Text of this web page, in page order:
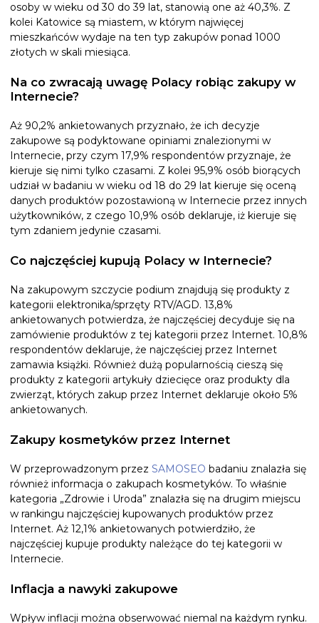
osoby w wieku od 30 do 39 lat, stanowią one aż 40,3%. Z
kolei Katowice są miastem, w którym najwięcej
mieszkańców wydaje na ten typ zakupów ponad 1000
złotych w skali miesiąca.
Na co zwracają uwagę Polacy robiąc zakupy w
Internecie?
Aż 90,2% ankietowanych przyznało, że ich decyzje
zakupowe są podyktowane opiniami znalezionymi w
Internecie, przy czym 17,9% respondentów przyznaje, że
kieruje się nimi tylko czasami. Z kolei 95,9% osób biorących
udział w badaniu w wieku od 18 do 29 lat kieruje się oceną
danych produktów pozostawioną w Internecie przez innych
użytkowników, z czego 10,9% osób deklaruje, iż kieruje się
tym zdaniem jedynie czasami.
Co najczęściej kupują Polacy w Internecie?
Na zakupowym szczycie podium znajdują się produkty z
kategorii elektronika/sprzęty RTV/AGD. 13,8%
ankietowanych potwierdza, że najczęściej decyduje się na
zamówienie produktów z tej kategorii przez Internet. 10,8%
respondentów deklaruje, że najczęściej przez Internet
zamawia książki. Również dużą popularnością cieszą się
produkty z kategorii artykuły dziecięce oraz produkty dla
zwierząt, których zakup przez Internet deklaruje około 5%
ankietowanych.
Zakupy kosmetyków przez Internet
W przeprowadzonym przez SAMOSEO badaniu znalazła się
również informacja o zakupach kosmetyków. To właśnie
kategoria „Zdrowie i Uroda” znalazła się na drugim miejscu
w rankingu najczęściej kupowanych produktów przez
Internet. Aż 12,1% ankietowanych potwierdziło, że
najczęściej kupuje produkty należące do tej kategorii w
Internecie.
Inflacja a nawyki zakupowe
Wpływ inflacji można obserwować niemal na każdym rynku.